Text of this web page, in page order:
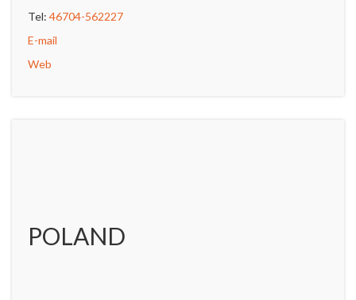
Tel: 46704-562227
E-mail
Web
POLAND